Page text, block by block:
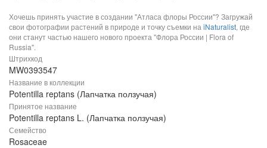
Хочешь принять участие в создании "Атласа флоры России"? Загружай
свои фотографии растений в природе и точку съемки на iNaturalist, где
они станут частью нашего нового проекта "Флора России | Flora of
Russia".
Штрихкод
MW0393547
Название в коллекции
Potentilla reptans (Лапчатка ползучая)
Принятое название
Potentilla reptans L. (Лапчатка ползучая)
Семейство
Rosaceae